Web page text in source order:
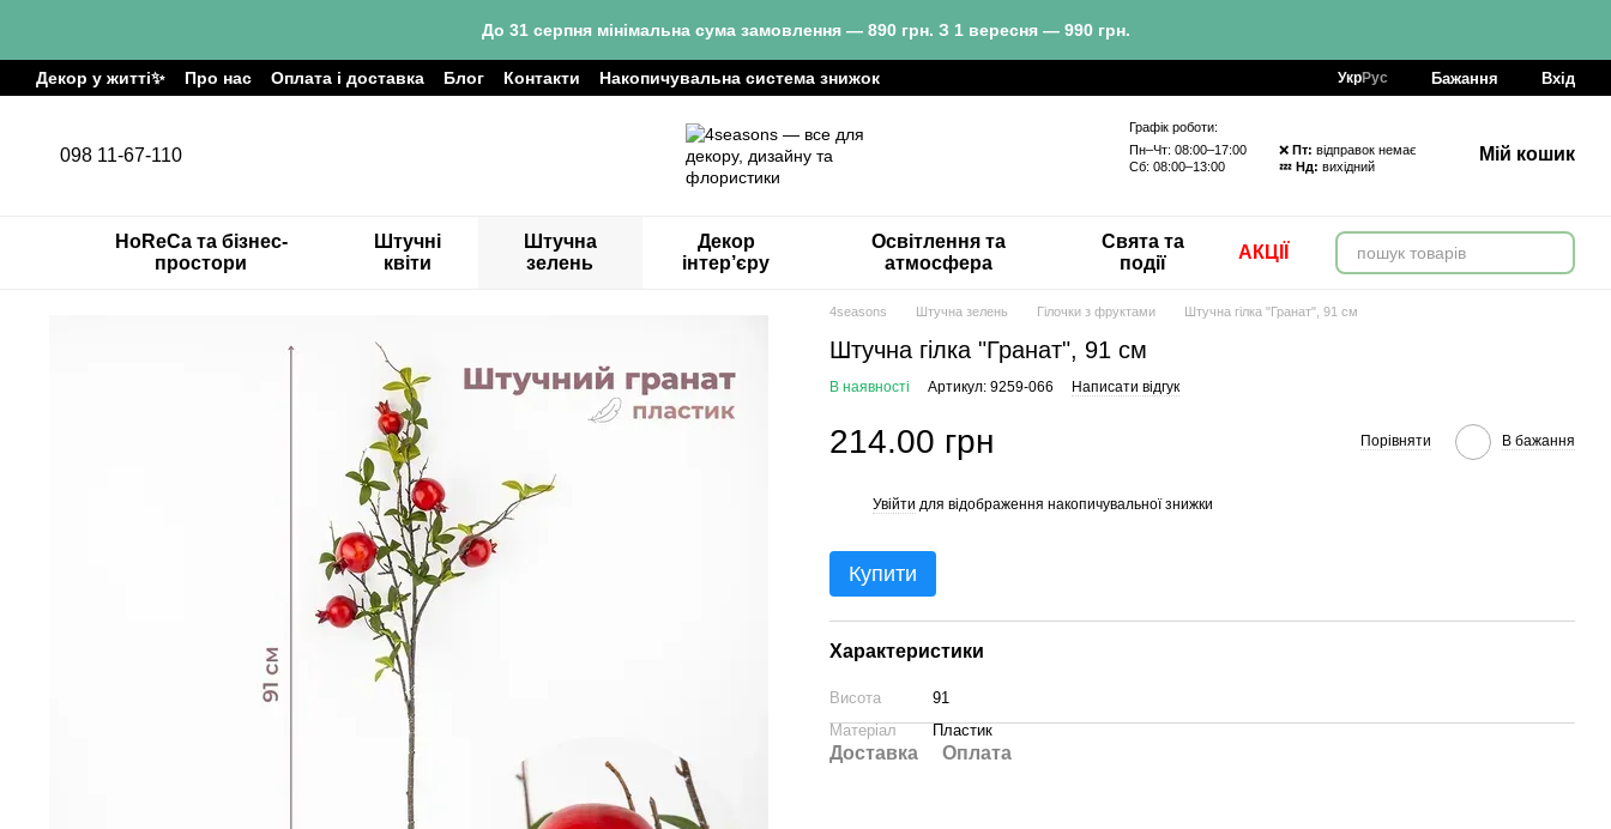
До 31 серпня мінімальна сума замовлення — 890 грн. З 1 вересня — 990 грн.
Декор у житті✨ Про нас Оплата і доставка Блог Контакти Накопичувальна система знижок УкрРус Бажання Вхід
098 11-67-110
Графік роботи:
Пн–Чт: 08:00–17:00 ❌ Пт: відправок немає
Сб: 08:00–13:00 💤 Нд: вихідний
Мій кошик
HoReCa та бізнес-
простори
Штучні
квіти
Штучна
зелень
Декор
інтер’єру
Освітлення та
атмосфера
Свята та
події
АКЦІЇ
4seasons Штучна зелень Гілочки з фруктами Штучна гілка "Гранат", 91 см
Штучна гілка "Гранат", 91 см
В наявності Артикул: 9259-066 Написати відгук
214.00 грн Порівняти В бажання
Увійти для відображення накопичувальної знижки
Купити
Характеристики
Висота
91
Матеріал
Пластик
Доставка Оплата